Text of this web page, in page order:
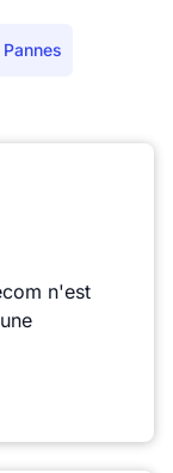
Pannes
n'est